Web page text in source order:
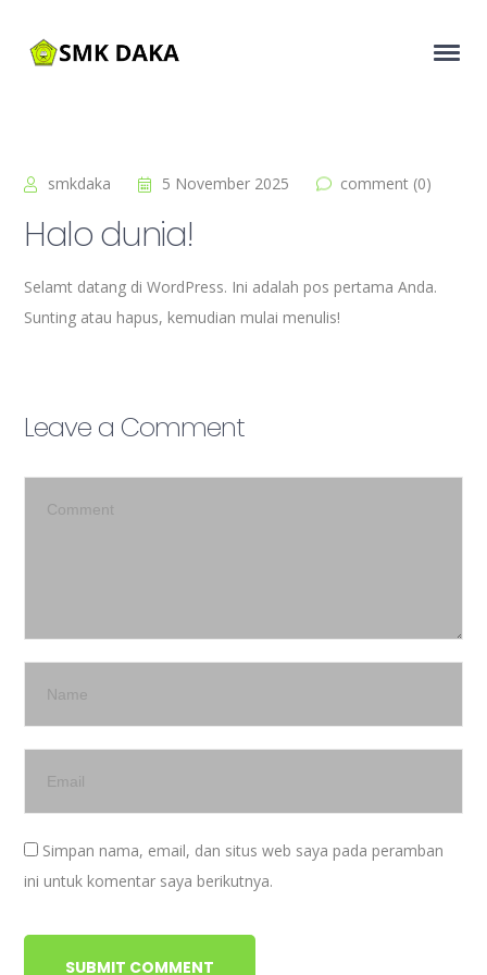
smkdaka 5 November 2025 comment (0)
Halo dunia!
Selamt datang di WordPress. Ini adalah pos pertama Anda.
Sunting atau hapus, kemudian mulai menulis!
Leave a Comment
Simpan nama, email, dan situs web saya pada peramban
ini untuk komentar saya berikutnya.